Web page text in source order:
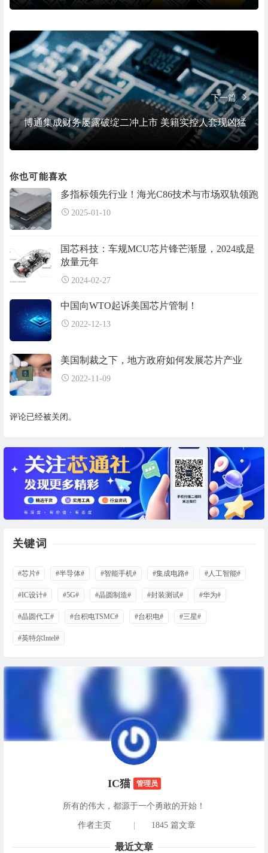
下一篇
博通集成财务屡露破绽二冲上市 美籍实控人套现凶猛
你也可能喜欢
多指标领先行业！海光C86技术与市场双轨领跑
2025-01-10
国芯科技：车规MCU芯片锋芒渐显，2024或是
放量元年
2024-02-27
中国向WTO起诉美国芯片管制！
2022-12-13
美国制裁之下，地方政府如何发展芯片产业
2022-11-09
评论已经被关闭。
关键词
#芯片# #半导体# #智能手机# #集成电路# #人工智能#
#IC设计# #5G# #晶圆制造# #封装测试# #华为#
#晶圆代工# #台积电TSMC# #台积电# #三星#
#英特尔Intel#
IC猫 管理员
所有的伟大，都源于一个勇敢的开始！
作者主页 1845 篇文章
最近文章